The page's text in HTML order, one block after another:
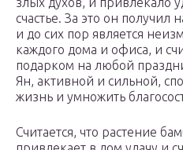
счастье. За это он получил
и до сих пор является
каждого дома и офиса, и
подарком на любой
Ян, активной и сильной,
жизнь и умножить
Считается, что растение